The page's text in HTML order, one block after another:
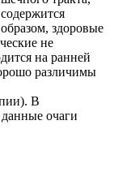
здоровые
не
на ранней
различимы
В
очаги